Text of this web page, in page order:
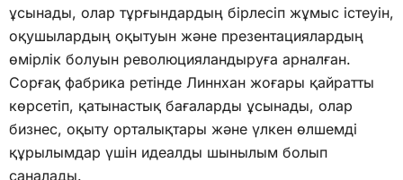
ұсынады, олар тұрғындардың бірлесіп жұмыс істеуін,
оқушылардың оқытуын және презентациялардың
өмірлік болуын революцияландыруға арналған.
Сорғақ фабрика ретінде Линнхан жоғары қайратты
көрсетіп, қатынастық бағаларды ұсынады, олар
бизнес, оқыту орталықтары және үлкен өлшемді
құрылымдар үшін идеалды шынылым болып
саналады.